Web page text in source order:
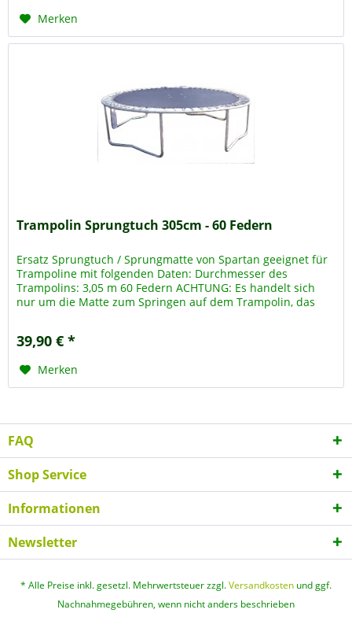
Merken
Trampolin Sprungtuch 305cm - 60 Federn
Ersatz Sprungtuch / Sprungmatte von Spartan geeignet für
Trampoline mit folgenden Daten: Durchmesser des
Trampolins: 3,05 m 60 Federn ACHTUNG: Es handelt sich
nur um die Matte zum Springen auf dem Trampolin, das
39,90 € *
Merken
FAQ
Shop Service
Informationen
Newsletter
* Alle Preise inkl. gesetzl. Mehrwertsteuer zzgl.Versandkosten und ggf.
Nachnahmegebühren, wenn nicht anders beschrieben